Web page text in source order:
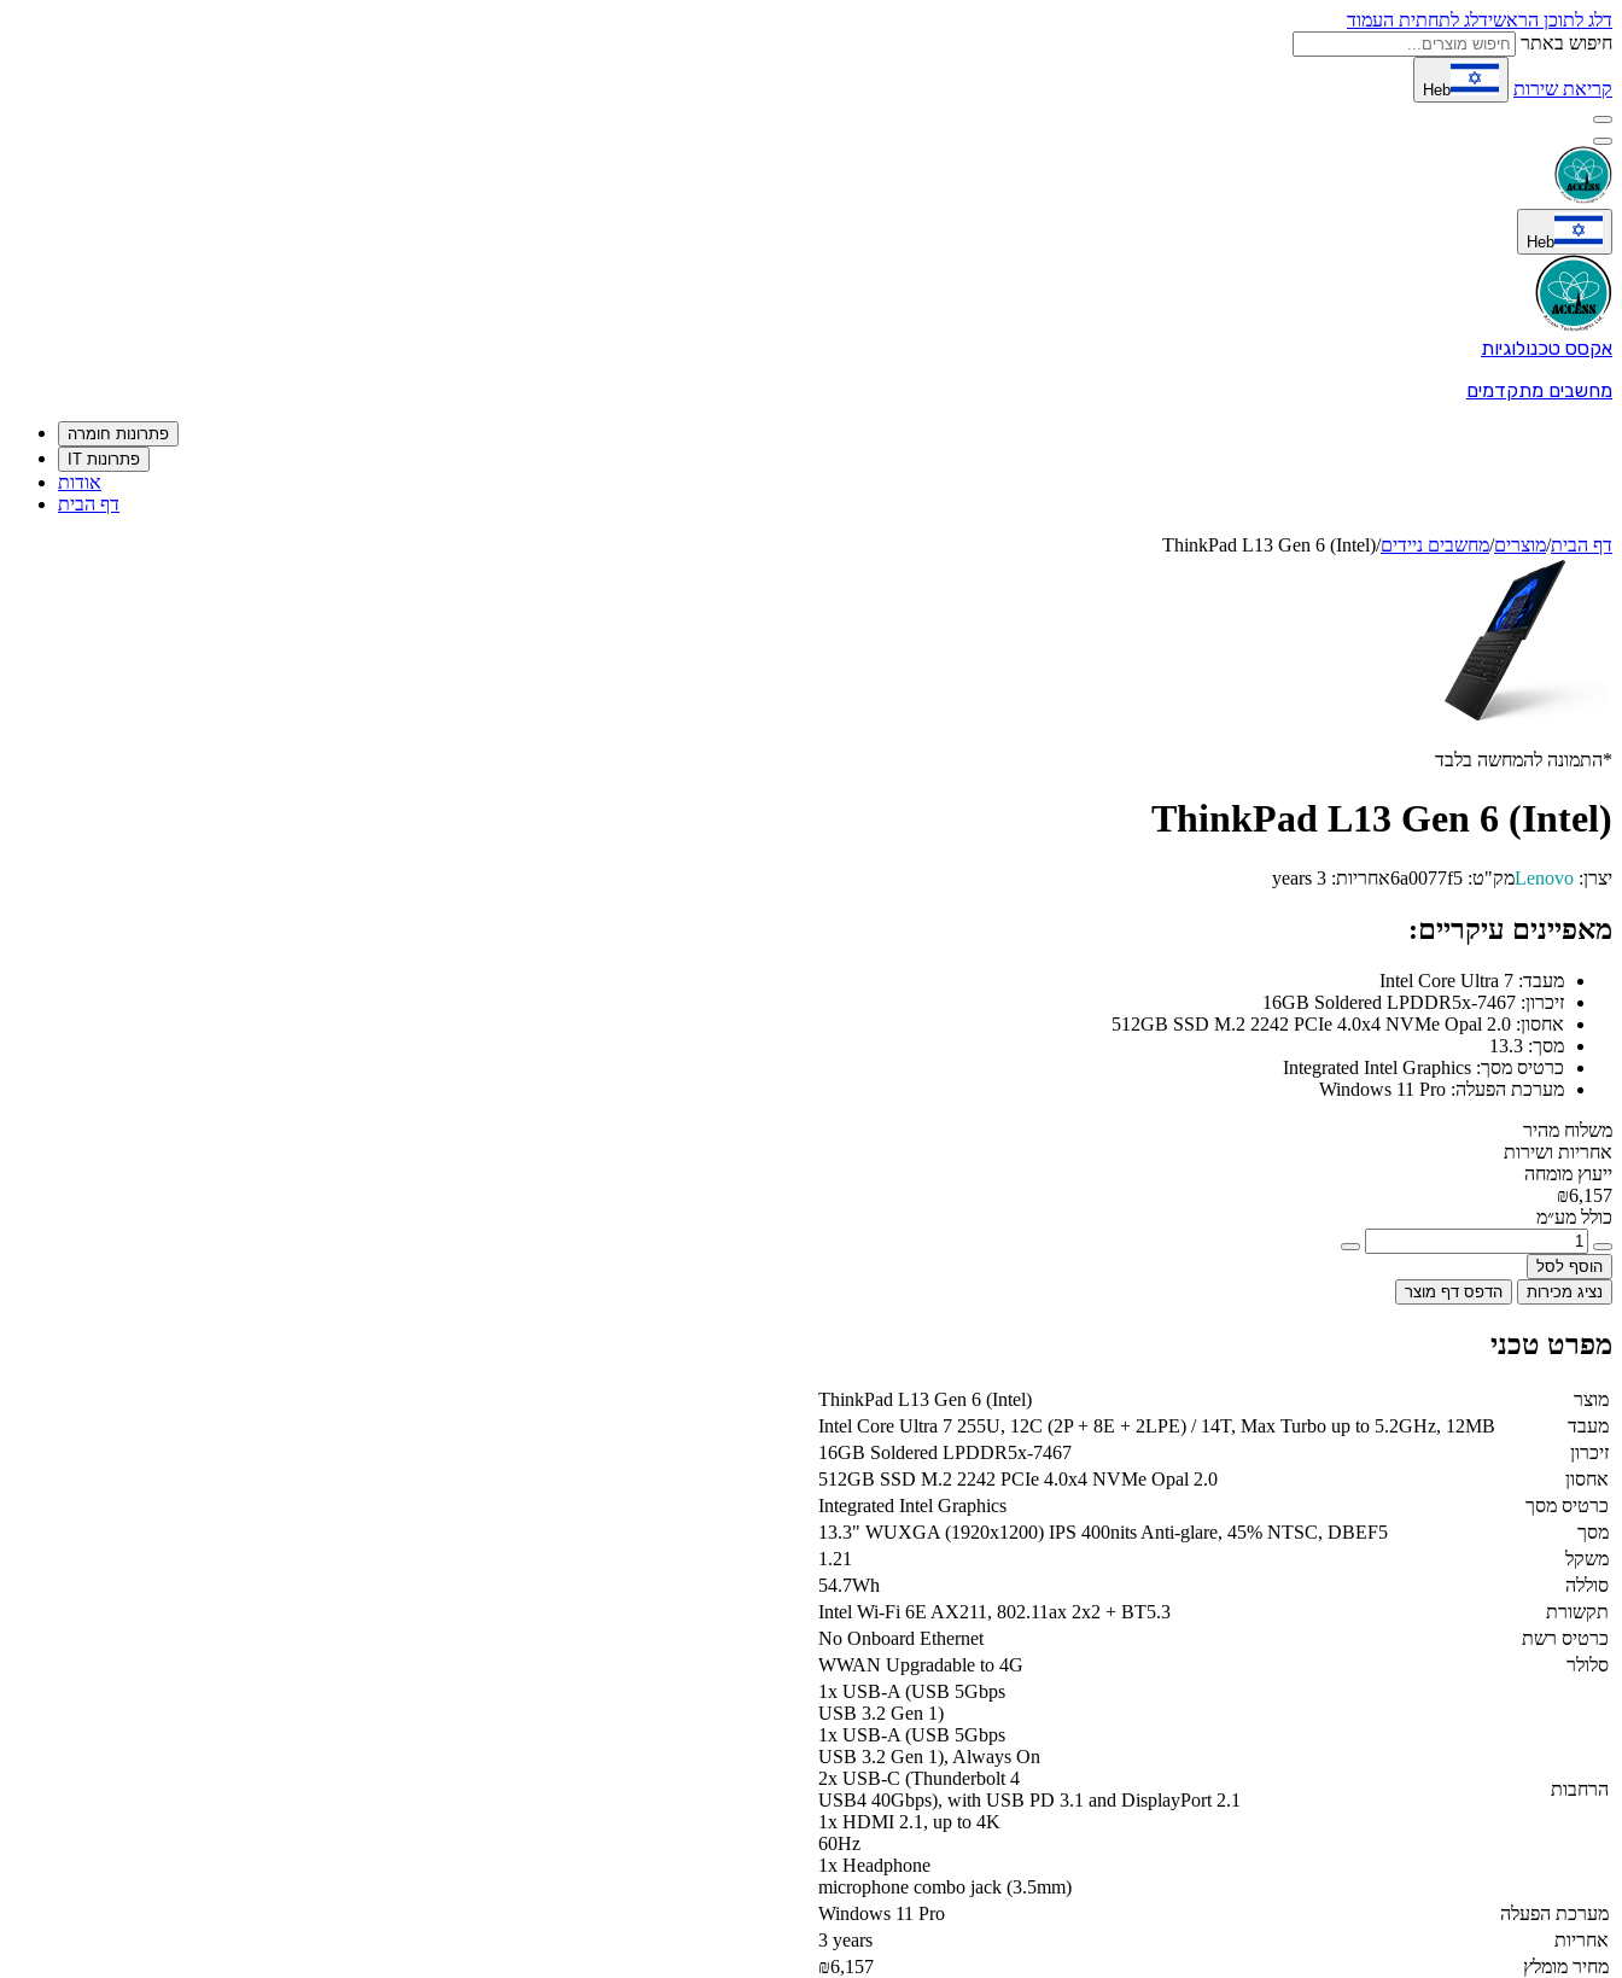
דלג לתוכן הראשידלג לתחתית העמוד
חיפוש באתר
קריאת שירות Heb
Heb
אקסס טכנולוגיות
מחשבים מתקדמים
פתרונות חומרה
פתרונות IT
אודות
דף הבית
דף הבית/מוצרים/מחשבים ניידים/
ThinkPad L13 Gen 6 (Intel)
*התמונה להמחשה בלבד
ThinkPad L13 Gen 6 (Intel)
יצרן: Lenovoמק"ט: 6a0077f5אחריות: 3 years
מאפיינים עיקריים:
מעבד:
זיכרון:
אחסון:
מסך:
כרטיס מסך:
מערכת הפעלה:
משלוח מהיר
אחריות ושירות
ייעוץ מומחה
₪6,157
כולל מע״מ
הוסף לסל
נציג מכירות
הדפס דף מוצר
מפרט טכני
מוצר
ThinkPad L13 Gen 6 (Intel)
מעבד
Intel Core Ultra 7 255U, 12C (2P + 8E + 2LPE) / 14T, Max Turbo up to 5.2GHz, 12MB
זיכרון
16GB Soldered LPDDR5x-7467
אחסון
512GB SSD M.2 2242 PCIe 4.0x4 NVMe Opal 2.0
כרטיס מסך
Integrated Intel Graphics
מסך
13.3" WUXGA (1920x1200) IPS 400nits Anti-glare, 45% NTSC, DBEF5
משקל
1.21
סוללה
54.7Wh
תקשורת
Intel Wi-Fi 6E AX211, 802.11ax 2x2 + BT5.3
כרטיס רשת
No Onboard Ethernet
סלולר
WWAN Upgradable to 4G
הרחבות
1x USB-A (USB 5Gbps
USB 3.2 Gen 1)
1x USB-A (USB 5Gbps
USB 3.2 Gen 1), Always On
2x USB-C (Thunderbolt 4
USB4 40Gbps), with USB PD 3.1 and DisplayPort 2.1
1x HDMI 2.1, up to 4K
60Hz
1x Headphone
microphone combo jack (3.5mm)
מערכת הפעלה
Windows 11 Pro
אחריות
3 years
מחיר מומלץ
₪6,157